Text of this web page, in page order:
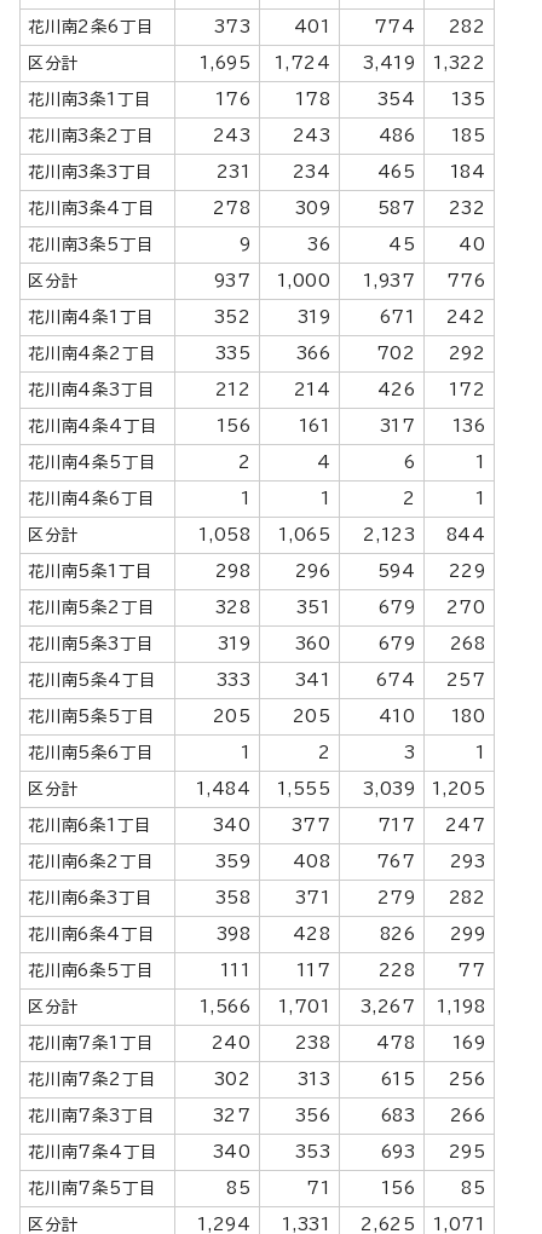
花川南2条6丁目 373 401 774 282
区分計 1,695 1,724 3,419 1,322
花川南3条1丁目 176 178 354 135
花川南3条2丁目 243 243 486 185
花川南3条3丁目 231 234 465 184
花川南3条4丁目 278 309 587 232
花川南3条5丁目 9 36 45 40
区分計 937 1,000 1,937 776
花川南4条1丁目 352 319 671 242
花川南4条2丁目 335 366 702 292
花川南4条3丁目 212 214 426 172
花川南4条4丁目 156 161 317 136
花川南4条5丁目 2 4 6 1
花川南4条6丁目 1 1 2 1
区分計 1,058 1,065 2,123 844
花川南5条1丁目 298 296 594 229
花川南5条2丁目 328 351 679 270
花川南5条3丁目 319 360 679 268
花川南5条4丁目 333 341 674 257
花川南5条5丁目 205 205 410 180
花川南5条6丁目 1 2 3 1
区分計 1,484 1,555 3,039 1,205
花川南6条1丁目 340 377 717 247
花川南6条2丁目 359 408 767 293
花川南6条3丁目 358 371 279 282
花川南6条4丁目 398 428 826 299
花川南6条5丁目 111 117 228 77
区分計 1,566 1,701 3,267 1,198
花川南7条1丁目 240 238 478 169
花川南7条2丁目 302 313 615 256
花川南7条3丁目 327 356 683 266
花川南7条4丁目 340 353 693 295
花川南7条5丁目 85 71 156 85
区分計 1,294 1,331 2,625 1,071